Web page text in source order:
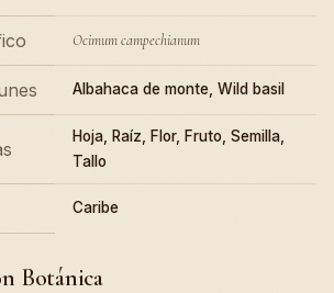
Ocimum campechianum
Albahaca de monte, Wild basil
Hoja, Raíz, Flor, Fruto, Semilla,
Tallo
Caribe
Botánica